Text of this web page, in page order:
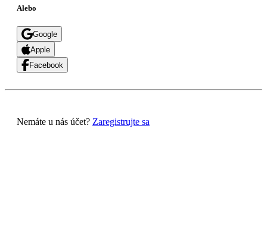
Alebo
Google
Apple
Facebook
Nemáte u nás účet? Zaregistrujte sa